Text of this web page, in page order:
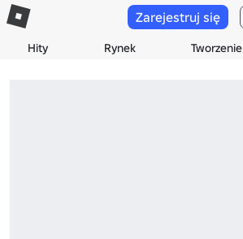
Hity Rynek Tworzenie
Zarejestruj się